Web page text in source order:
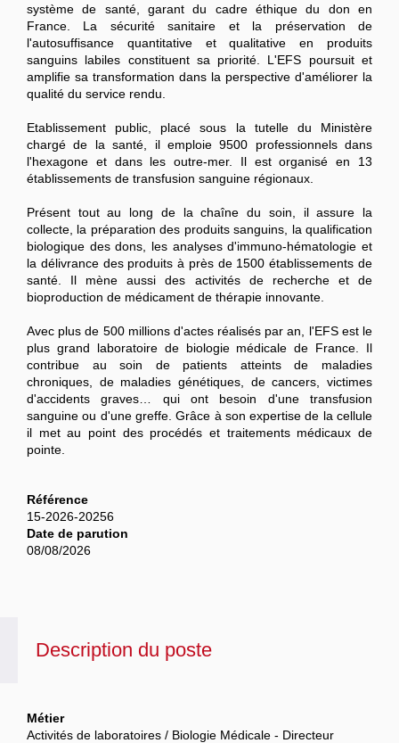
Description du poste
Métier
Activités de laboratoires / Biologie Médicale - Directeur
système de santé, garant du cadre éthique du don en
France. La sécurité sanitaire et la préservation de
l'autosuffisance quantitative et qualitative en produits
sanguins labiles constituent sa priorité. L'EFS poursuit et
amplifie sa transformation dans la perspective d'améliorer la
qualité du service rendu.
Etablissement public, placé sous la tutelle du Ministère
chargé de la santé, il emploie 9500 professionnels dans
l'hexagone et dans les outre-mer. Il est organisé en 13
établissements de transfusion sanguine régionaux.
Présent tout au long de la chaîne du soin, il assure la
collecte, la préparation des produits sanguins, la qualification
biologique des dons, les analyses d'immuno-hématologie et
la délivrance des produits à près de 1500 établissements de
santé. Il mène aussi des activités de recherche et de
bioproduction de médicament de thérapie innovante.
Avec plus de 500 millions d'actes réalisés par an, l'EFS est le
plus grand laboratoire de biologie médicale de France. Il
contribue au soin de patients atteints de maladies
chroniques, de maladies génétiques, de cancers, victimes
d'accidents graves… qui ont besoin d'une transfusion
sanguine ou d'une greffe. Grâce à son expertise de la cellule
il met au point des procédés et traitements médicaux de
pointe.
Référence
15-2026-20256
Date de parution
08/08/2026